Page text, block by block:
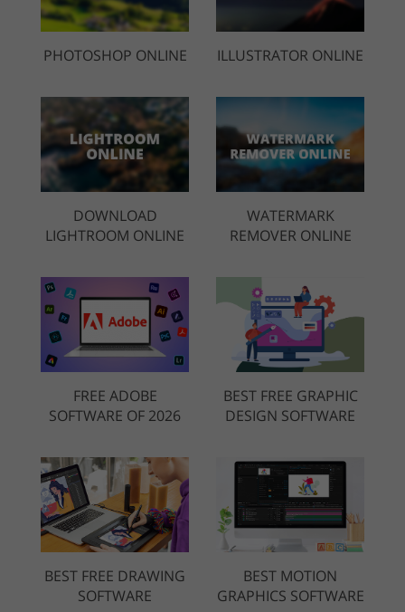
PHOTOSHOP ONLINE ILLUSTRATOR ONLINE
DOWNLOAD
LIGHTROOM ONLINE
WATERMARK
REMOVER ONLINE
FREE ADOBE
SOFTWARE OF 2026
BEST FREE GRAPHIC
DESIGN SOFTWARE
BEST FREE DRAWING
SOFTWARE
BEST MOTION
GRAPHICS SOFTWARE